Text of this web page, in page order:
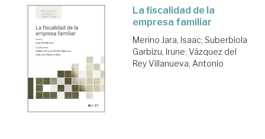
La fiscalidad de la
empresa familiar
Merino Jara, Isaac; Suberbiola
Garbizu, Irune; Vázquez del
Rey Villanueva, Antonio